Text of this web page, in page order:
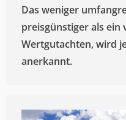
Das weniger
preisgünstiger als ein
Wertgutachten, wird
anerkannt.